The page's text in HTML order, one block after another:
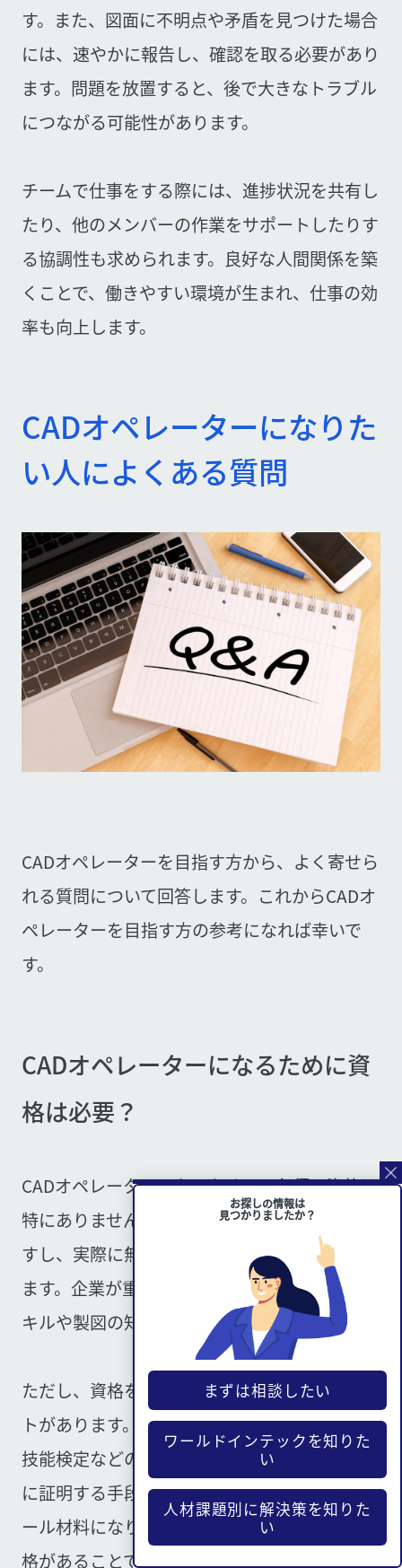
す。また、図面に不明点や矛盾を見つけた場合
には、速やかに報告し、確認を取る必要があり
ます。問題を放置すると、後で大きなトラブル
につながる可能性があります。
チームで仕事をする際には、進捗状況を共有し
たり、他のメンバーの作業をサポートしたりす
る協調性も求められます。良好な人間関係を築
くことで、働きやすい環境が生まれ、仕事の効
率も向上します。
CADオペレーターになりた
い人によくある質問
CADオペレーターを目指す方から、よく寄せら
れる質問について回答します。これからCADオ
ペレーターを目指す方の参考になれば幸いで
す。
CADオペレーターになるために資
格は必要？
CADオペレーターになるために、必須の資格は
特にありません。資格がなくても就職は可能で
すし、実際に無資格で活躍している方も多くい
ます。企業が重視するのは、実際のCAD操作ス
キルや製図の知識、実務経験です。
ただし、資格を取得することには一定のメリッ
トがあります。CAD利用技術者試験やトレース
技能検定などの資格は、自分のスキルを客観的
に証明する手段となり、就職や転職の際にアピ
ール材料になります。特に未経験者の場合、資
格があることで学習意欲や基礎知識を示すこと
お探しの情報は
見つかりましたか？
まずは相談したい
ワールドインテックを知りた
い
人材課題別に解決策を知りた
い